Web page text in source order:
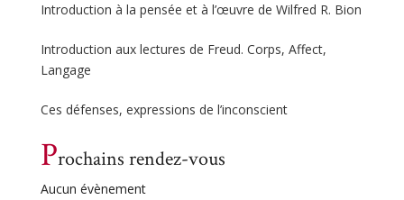
Introduction à la pensée et à l’œuvre de Wilfred R. Bion
Introduction aux lectures de Freud. Corps, Affect,
Langage
Ces défenses, expressions de l’inconscient
Prochains rendez-vous
Aucun évènement